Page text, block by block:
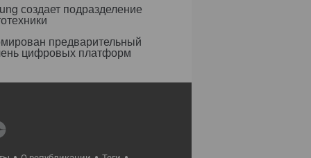
создает подразделение
предварительный
цифровых платформ